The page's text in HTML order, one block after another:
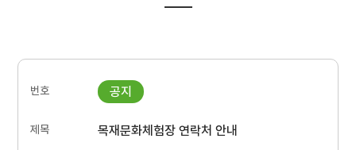
목재문화체험장 연락처 안내